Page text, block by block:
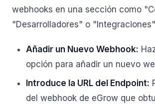
webhooks en una sección como
"Desarrolladores" o
Añadir un Nuevo Webhook:
opción para añadir un nuevo
Introduce la URL del Endpoint:
del webhook de eGrow que